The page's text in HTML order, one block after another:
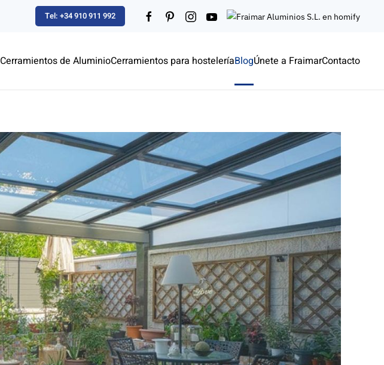
Tel: +34 910 911 992
Cerramientos de AluminioCerramientos para hosteleríaBlogÚnete a FraimarContacto